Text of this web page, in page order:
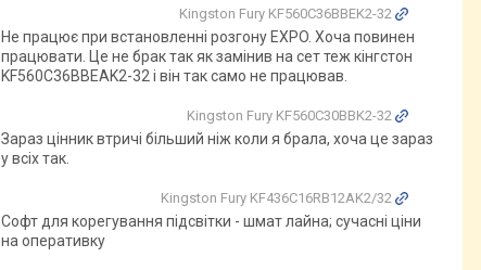
Kingston Fury KF560C36BBEK2-32
Не працює при встановленні розгону EXPO. Хоча повинен
працювати. Це не брак так як замінив на сет теж кінгстон
KF560C36BBEAK2-32 і він так само не працював.
Kingston Fury KF560C30BBK2-32
Зараз цінник втричі більший ніж коли я брала, хоча це зараз
у всіх так.
Kingston Fury KF436C16RB12AK2/32
Софт для корегування підсвітки - шмат лайна; сучасні ціни
на оперативку